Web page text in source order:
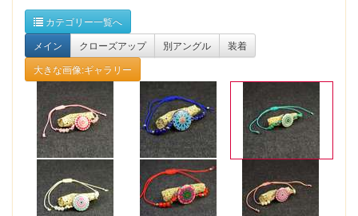
カテゴリー一覧へ
メイン
クローズアップ 別アングル
装着
大きな画像:ギャラリー